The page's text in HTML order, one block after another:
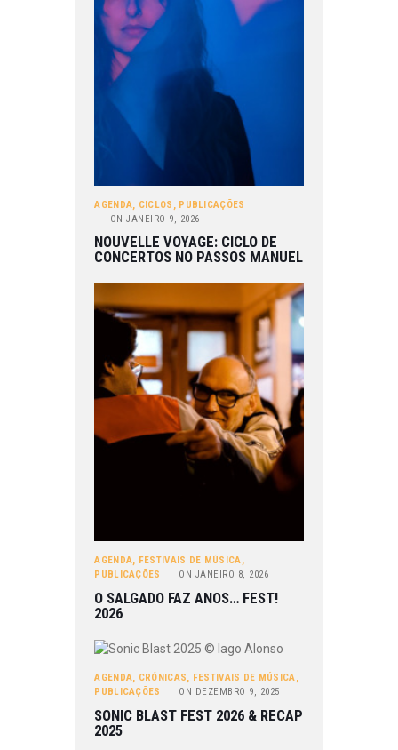
AGENDA CICLOS
PUBLICAÇÕES
ON JANEIRO 9, 2026
NOUVELLE VOYAGE: CICLO DE
CONCERTOS NO PASSOS MANUEL
AGENDA, FESTIVAIS DE MÚSICA,
PUBLICAÇÕES
ON JANEIRO 8, 2026
O SALGADO FAZ ANOS… FEST!
2026
AGENDA, CRÓNICAS, FESTIVAIS DE MÚSICA,
PUBLICAÇÕES
ON DEZEMBRO 9, 2025
SONIC BLAST FEST 2026 & RECAP
2025